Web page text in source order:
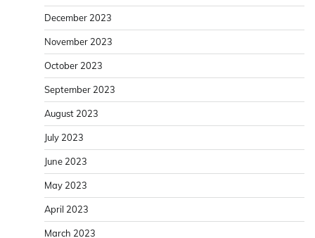
December 2023
November 2023
October 2023
September 2023
August 2023
July 2023
June 2023
May 2023
April 2023
March 2023